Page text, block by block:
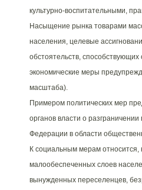
культурно-воспитательными,
Насыщение рынка товарами
населения, целевые
обстоятельств,
экономические меры
масштаба).
Примером политических мер
органов власти о
Федерации в области
К социальным мерам относится,
малообеспеченных слоев
вынужденных переселенцев,